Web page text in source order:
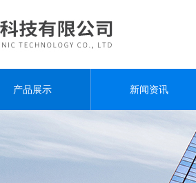
产品展示 新闻资讯